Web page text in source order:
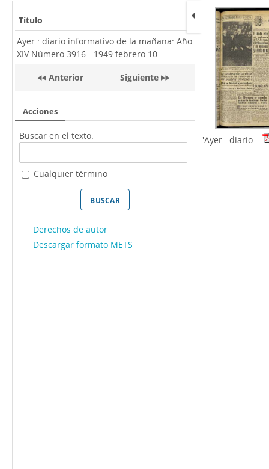
Título
Ayer : diario informativo de la mañana: Año
XIV Número 3916 - 1949 febrero 10
Anterior Siguiente
Acciones
Buscar en el texto:
Cualquier término
Derechos de autor
Descargar formato METS
'Ayer : diario...